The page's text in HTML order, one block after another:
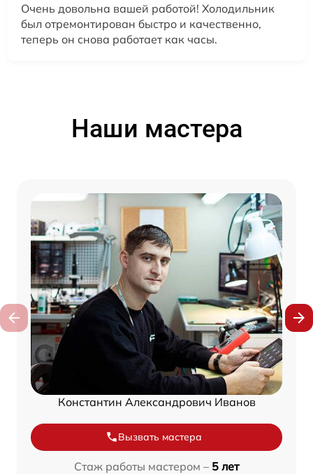
Очень довольна вашей работой! Холодильник
был отремонтирован быстро и качественно,
теперь он снова работает как часы.
Наши мастера
Константин Александрович Иванов
Вызвать мастера
Стаж работы мастером – 5 лет